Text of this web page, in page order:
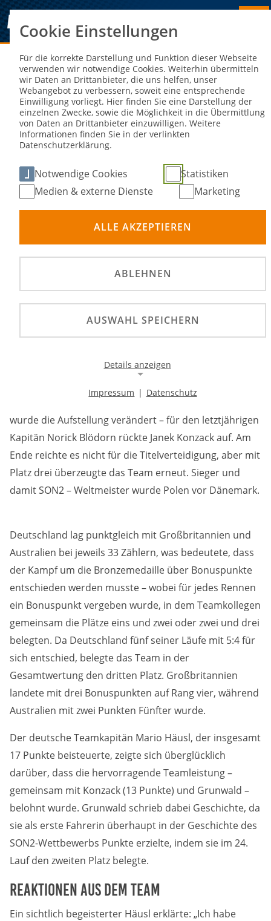
Sie sind hier: NEWS
Bronze für Deutschland beim
Speedway of Nations 2
27. Mai 2026
©
Prag mit dem Trio Hannah Grunwald, Mario Häusl
deutsche Team. Mario Häusl, Janek Konzack und
wurde die Aufstellung verändert – für den letztjährigen
Kapitän Norick Blödorn rückte Janek Konzack auf. Am
Ende reichte es nicht für die Titelverteidigung, aber mit
Platz drei überzeugte das Team erneut. Sieger und
damit SON2 – Weltmeister wurde Polen vor Dänemark.
Deutschland lag punktgleich mit Großbritannien und
Australien bei jeweils 33 Zählern, was bedeutete, dass
der Kampf um die Bronzemedaille über Bonuspunkte
entschieden werden musste – wobei für jedes Rennen
ein Bonuspunkt vergeben wurde, in dem Teamkollegen
gemeinsam die Plätze eins und zwei oder zwei und drei
belegten. Da Deutschland fünf seiner Läufe mit 5:4 für
sich entschied, belegte das Team in der
Gesamtwertung den dritten Platz. Großbritannien
landete mit drei Bonuspunkten auf Rang vier, während
Australien mit zwei Punkten Fünfter wurde.
Der deutsche Teamkapitän Mario Häusl, der insgesamt
17 Punkte beisteuerte, zeigte sich überglücklich
darüber, dass die hervorragende Teamleistung –
gemeinsam mit Konzack (13 Punkte) und Grunwald –
belohnt wurde. Grunwald schrieb dabei Geschichte, da
sie als erste Fahrerin überhaupt in der Geschichte des
SON2-Wettbewerbs Punkte erzielte, indem sie im 24.
Lauf den zweiten Platz belegte.
Reaktionen aus dem Team
Ein sichtlich begeisterter Häusl erklärte: „Ich habe
Cookie Einstellungen
Für die korrekte Darstellung und Funktion dieser Webseite
verwenden wir notwendige Cookies. Weiterhin übermitteln
wir Daten an Drittanbieter, die uns helfen, unser
Webangebot zu verbessern, soweit eine entsprechende
Einwilligung vorliegt. Hier finden Sie eine Darstellung der
einzelnen Zwecke, sowie die Möglichkeit in die Übermittlung
von Daten an Drittanbieter einzuwilligen. Weitere
Informationen finden Sie in der verlinkten
Datenschutzerklärung.
Notwendige Cookies
Statistiken
Medien & externe Dienste
Marketing
ALLE AKZEPTIEREN
ABLEHNEN
AUSWAHL SPEICHERN
Details anzeigen
Notwendige Cookies ermöglichen die Kernfunktionalität
einer Website. Sie helfen dabei, die Website nutzbar zu
machen, indem sie grundlegende Funktionen
ermöglichen. Ohne diese Cookies kann die Website nicht
Background Image
gw-cookie-bgimage
DMSB
Zweck:
Dieser Cookie speichert Informationen zu
Cookie Laufzeit:
24 Stunden
Cookie Consent
Name:
cookie_consent
DMSB
Zweck:
Dieser Cookie speichert die gewählten Cookie-
Einstellungen.
12 Monate
Impressum | Datenschutz